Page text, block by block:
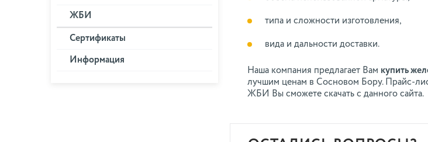
ЖБИ
Сертификаты
Информация
типа и сложности изготовления,
вида и дальности доставки.
Наша компания предлагает Вам купить
лучшим ценам в Сосновом Бору. Прайс-
ЖБИ Вы сможете скачать с данного сайта.